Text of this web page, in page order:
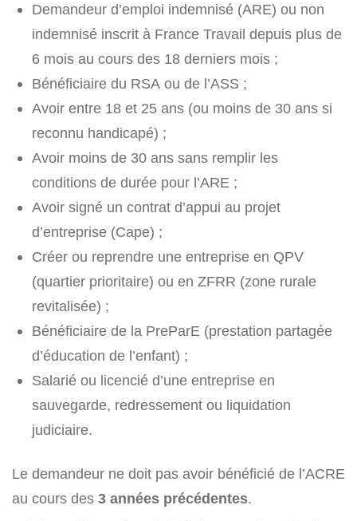
Demandeur d’emploi indemnisé (ARE) ou non
indemnisé inscrit à France Travail depuis plus de
6 mois au cours des 18 derniers mois ;
Bénéficiaire du RSA ou de l’ASS ;
Avoir entre 18 et 25 ans (ou moins de 30 ans si
reconnu handicapé) ;
Avoir moins de 30 ans sans remplir les
conditions de durée pour l’ARE ;
Avoir signé un contrat d’appui au projet
d’entreprise (Cape) ;
Créer ou reprendre une entreprise en QPV
(quartier prioritaire) ou en ZFRR (zone rurale
revitalisée) ;
Bénéficiaire de la PreParE (prestation partagée
d’éducation de l’enfant) ;
Salarié ou licencié d’une entreprise en
sauvegarde, redressement ou liquidation
judiciaire.
Le demandeur ne doit pas avoir bénéficié de l’ACRE
au cours des 3 années précédentes.